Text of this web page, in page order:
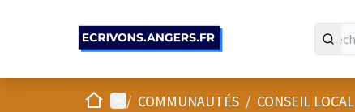
AccueilMenu principal
/ COMMUNAUTÉS / CONSEIL